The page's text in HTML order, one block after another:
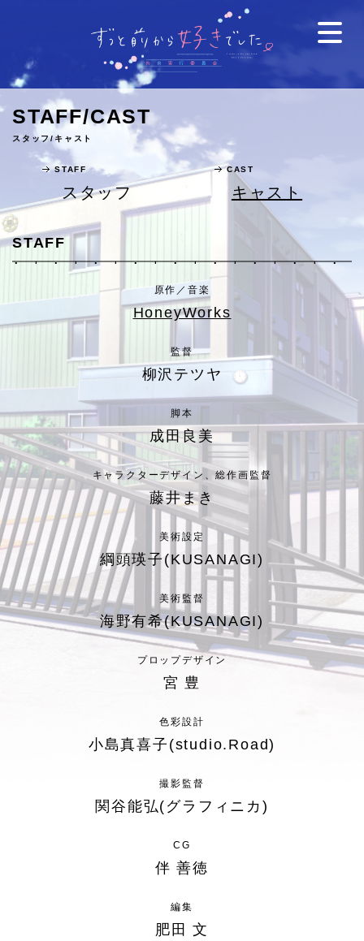
STAFF/CAST
スタッフ/キャスト
STAFF
スタッフ
CAST
キャスト
STAFF
原作／音楽
HoneyWorks
監督
柳沢テツヤ
脚本
成田良美
キャラクターデザイン、総作画監督
藤井まき
美術設定
綱頭瑛子 (KUSANAGI)
美術監督
海野有希(KUSANAGI)
プロップデザイン
宮 豊
色彩設計
小島真喜子 (studio.Road)
撮影監督
関谷能弘(グラフィニカ)
CG
伴 善徳
編集
肥田 文